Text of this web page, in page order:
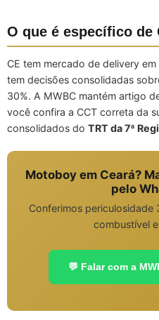
O que é específico de
CE tem mercado de delivery
tem decisões consolidadas
30%. A MWBC mantém artigo
você confira a CCT correta da
consolidados do TRT da 7ª
Motoboy em Ceará?
pelo
Conferimos periculosidade
combustível
💬 Falar com a